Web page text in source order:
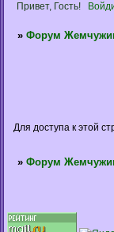
Привет, Гость!
» Форум
Для доступа к этой
» Форум